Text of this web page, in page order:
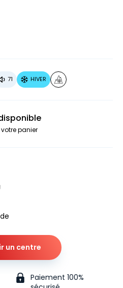
71 HIVER
panier
un centre
Paiement 100%